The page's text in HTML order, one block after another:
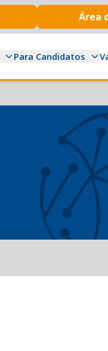
Área
Para Candidatos